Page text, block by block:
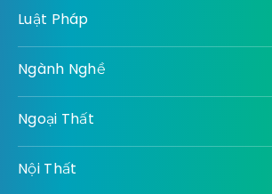
Luật Pháp
Ngành Nghề
Ngoại Thất
Nội Thất